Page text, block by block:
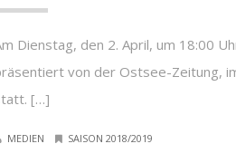
Dienstag, den 2. April, um 18:00
von der Ostsee-Zeitung,
[…]
MEDIEN SAISON 2018/2019